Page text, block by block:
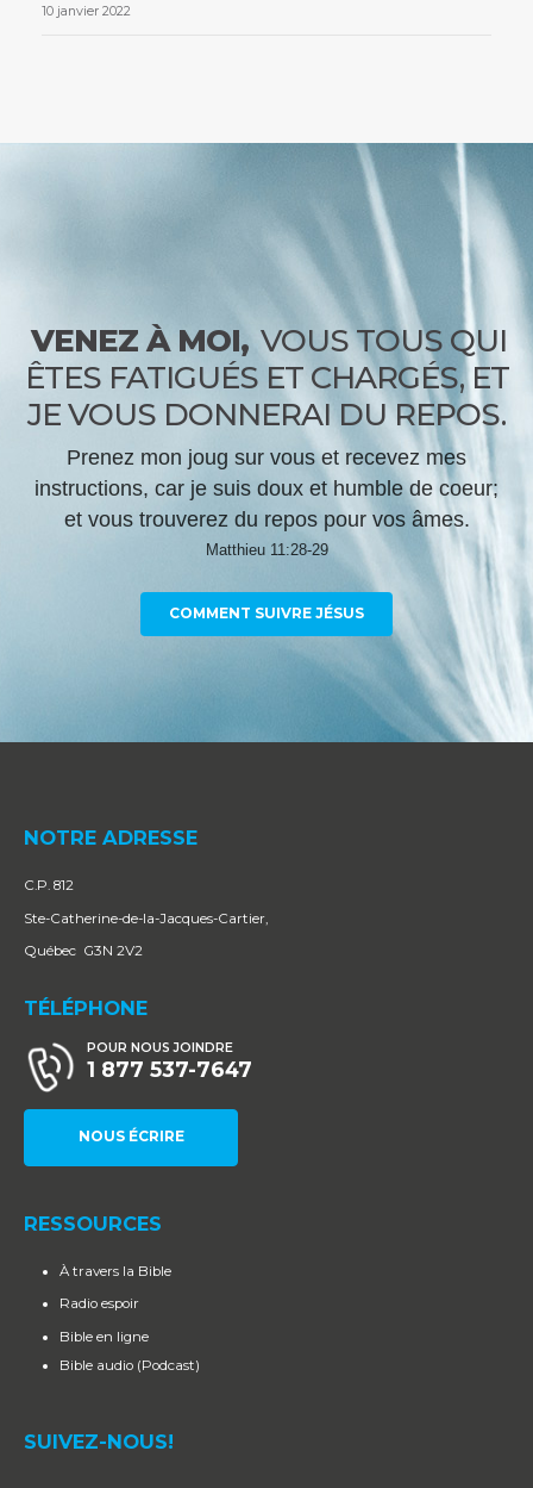
10 janvier 2022
VENEZ À MOI, VOUS TOUS QUI
ÊTES FATIGUÉS ET CHARGÉS, ET
JE VOUS DONNERAI DU REPOS.
Prenez mon joug sur vous et recevez mes
instructions, car je suis doux et humble de coeur;
et vous trouverez du repos pour vos âmes.
Matthieu 11:28-29
COMMENT SUIVRE JÉSUS
NOTRE ADRESSE
C.P. 812
Ste-Catherine-de-la-Jacques-Cartier,
Québec G3N 2V2
TÉLÉPHONE
POUR NOUS JOINDRE
1 877 537-7647
NOUS ÉCRIRE
RESSOURCES
À travers la Bible
Radio espoir
Bible en ligne
Bible audio (Podcast)
SUIVEZ-NOUS!